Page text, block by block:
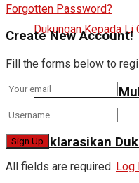
Relawan Andi
Deklarasikan
Forgotten Password?
Create New Account!
Fill the forms below to
All fields are required. Log